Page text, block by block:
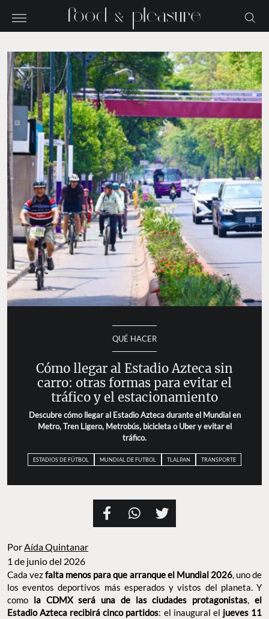
QUÉ HACER
Cómo llegar al Estadio Azteca sin
carro: otras formas para evitar el
tráfico y el estacionamiento
Descubre cómo llegar al Estadio Azteca durante el Mundial en
Metro, Tren Ligero, Metrobús, bicicleta o Uber y evitar el
tráfico.
ESTADIOS DE FÚTBOL MUNDIAL DE FUTBOL TLALPAN TRANSPORTE
PorAída Quintanar
1 de junio del 2026
Cada vezfalta menos para que arranque el Mundial 2026, uno de
los eventos deportivos más esperados y vistos del planeta. Y
como la CDMX será una de las ciudades protagonistas, el
Estadio Azteca recibirá cinco partidos: el inaugural el jueves 11